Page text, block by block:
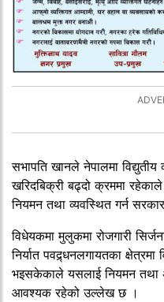
सभापति खानले नेपालमा विद्युतीय
खरिदबिक्री बढ्दो क्रममा रहेकाले
नियमन तथा व्यवस्थित गर्न
विधेयकमा मुलुकमा रोजगारी
निर्यात पवद्र्धनलगायतका
भइसकेकाले यसलाई नियमन तथा
आवश्यक रहेको उल्लेख छ ।